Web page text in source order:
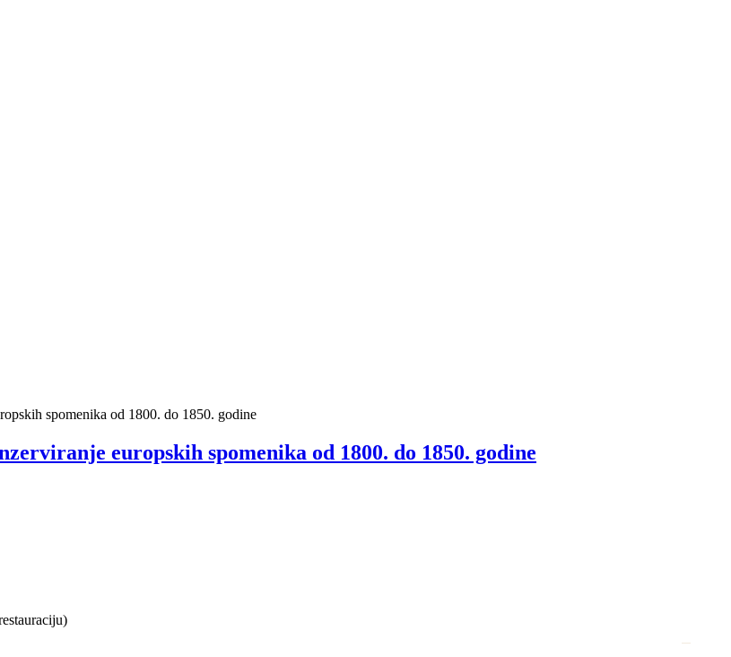
spomenika od 1800. do 1850. godine
europskih spomenika od 1800. do 1850. godine